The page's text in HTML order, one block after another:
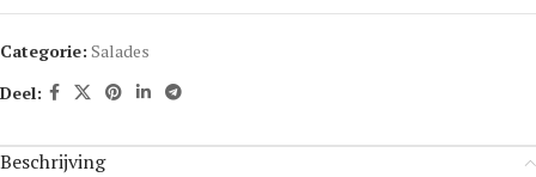
Categorie: Salades
Deel:
Beschrijving